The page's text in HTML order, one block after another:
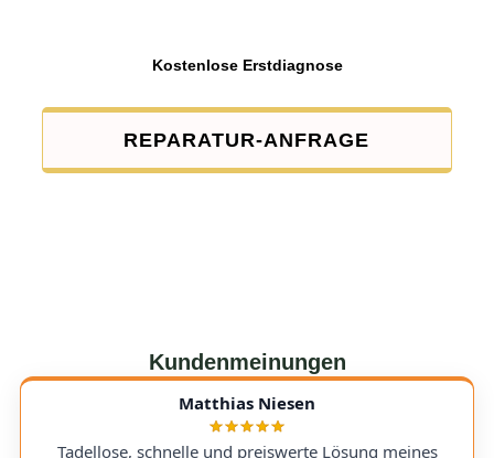
Kostenlose Erstdiagnose
REPARATUR-ANFRAGE
Kundenmeinungen
Matthias Niesen
Tadellose, schnelle und preiswerte Lösung meines